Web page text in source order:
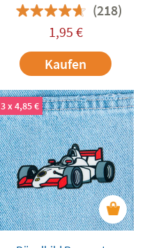
(218)
1,95 €
Kaufen
3 x 4,85 €